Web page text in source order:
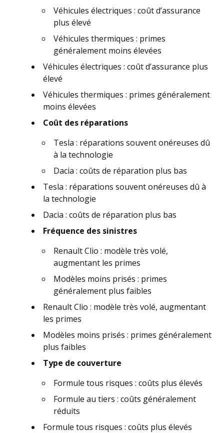
Véhicules électriques : coût d’assurance
plus élevé
Véhicules thermiques : primes
généralement moins élevées
Véhicules électriques : coût d’assurance plus
élevé
Véhicules thermiques : primes généralement
moins élevées
Coût des réparations
Tesla : réparations souvent onéreuses dû
à la technologie
Dacia : coûts de réparation plus bas
Tesla : réparations souvent onéreuses dû à
la technologie
Dacia : coûts de réparation plus bas
Fréquence des sinistres
Renault Clio : modèle très volé,
augmentant les primes
Modèles moins prisés : primes
généralement plus faibles
Renault Clio : modèle très volé, augmentant
les primes
Modèles moins prisés : primes généralement
plus faibles
Type de couverture
Formule tous risques : coûts plus élevés
Formule au tiers : coûts généralement
réduits
Formule tous risques : coûts plus élevés